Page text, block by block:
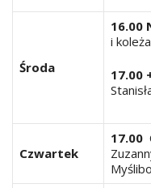
Środa
16.00
i
17.00
Czwartek
17.00